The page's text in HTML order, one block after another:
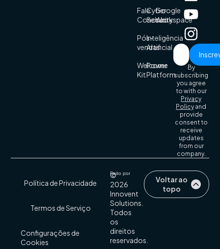
Fale
Conosco
Pós-
vendas
Welcome
Kit
Cyber
Security
Inteligência
Artificial
Power
Platform
Google
Workspace
By
subscribing
you agree
to with our
Privacy
Policyand
provide
consent to
receive
updates
from our
company.
©
2026
Innovent
Solutions.
Todos
os
direitos
reservados.
Política de Privacidade
Termos de Serviço
Configurações de
Cookies
Feito por
Voltar ao
topo